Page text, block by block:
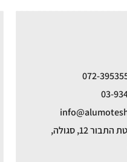
כתובת: סמטת התבור 12, סגולה,